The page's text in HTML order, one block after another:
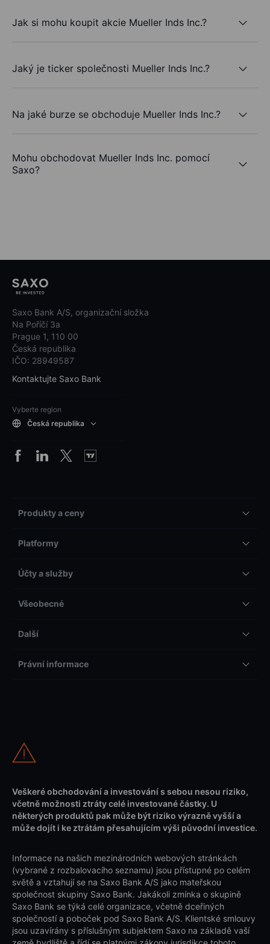
Jak si mohu koupit akcie Mueller Inds Inc.?
Jaký je ticker společnosti Mueller Inds Inc.?
Na jaké burze se obchoduje Mueller Inds Inc.?
Mohu obchodovat Mueller Inds Inc. pomocí
Saxo?
Saxo Bank A/S, organizační složka
Na Poříčí 3a
Prague 1, 110 00
Česká republika
IČO: 28949587
Kontaktujte Saxo Bank
Vyberte region
Česká republika
Produkty a ceny
Platformy
Účty a služby
Všeobecné
Další
Právní informace
Veškeré obchodování a investování s sebou nesou riziko,
včetně možnosti ztráty celé investované částky. U
některých produktů pak může být riziko výrazně vyšší a
může dojít i ke ztrátám přesahujícím výši původní investice.
Informace na našich mezinárodních webových stránkách
(vybrané z rozbalovacího seznamu) jsou přístupné po celém
světě a vztahují se na Saxo Bank A/S jako mateřskou
společnost skupiny Saxo Bank. Jakákoli zmínka o skupině
Saxo Bank se týká celé organizace, včetně dceřiných
společností a poboček pod Saxo Bank A/S. Klientské smlouvy
jsou uzavírány s příslušným subjektem Saxo na základě vaší